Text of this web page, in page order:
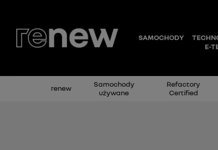
renew
Samochody
używane
Refactory
Certified